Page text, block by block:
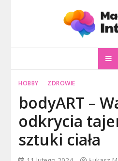
HOBBY ZDROWIE
bodyART –
odkrycia
sztuki ciała